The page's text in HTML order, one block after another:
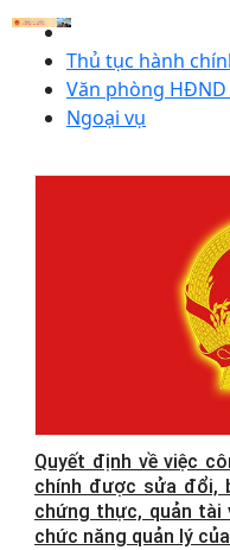
Thủ tục hành
Văn phòng HĐND
Ngoại vụ
Quyết định về việc
chính được sửa đổi,
chứng thực, quản tài
chức năng quản lý